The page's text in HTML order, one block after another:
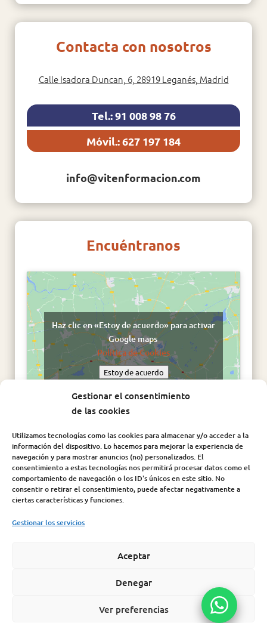
Gestionar el consentimiento
de las cookies
Utilizamos tecnologías como las cookies para almacenar y/o acceder a la
información del dispositivo. Lo hacemos para mejorar la experiencia de
navegación y para mostrar anuncios (no) personalizados. El
consentimiento a estas tecnologías nos permitirá procesar datos como el
comportamiento de navegación o los ID's únicos en este sitio. No
consentir o retirar el consentimiento, puede afectar negativamente a
ciertas características y funciones.
Gestionar los servicios
Aceptar
Denegar
Ver preferencias
Contacta con nosotros
Calle Isadora Duncan, 6, 28919 Leganés, Madrid
Tel.: 91 008 98 76
Móvil.: 627 197 184
info@vitenformacion.com
Encuéntranos
Haz clic en «Estoy de acuerdo» para activar
Google maps
Política de Cookies
Estoy de acuerdo
Síguenos en:
Política de Cookies|
información